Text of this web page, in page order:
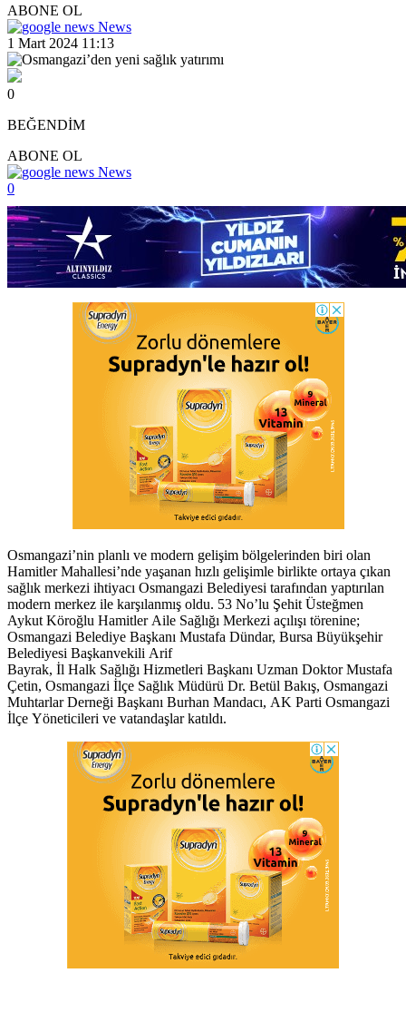
ABONE OL
News
1 Mart 2024 11:13
0
BEĞENDİM
ABONE OL
News
0
Osmangazi’nin planlı ve modern gelişim bölgelerinden biri olan
Hamitler Mahallesi’nde yaşanan hızlı gelişimle birlikte ortaya çıkan
sağlık merkezi ihtiyacı Osmangazi Belediyesi tarafından yaptırılan
modern merkez ile karşılanmış oldu. 53 No’lu Şehit Üsteğmen
Aykut Köroğlu Hamitler Aile Sağlığı Merkezi açılışı törenine;
Osmangazi Belediye Başkanı Mustafa Dündar, Bursa Büyükşehir
Belediyesi Başkanvekili Arif
Bayrak, İl Halk Sağlığı Hizmetleri Başkanı Uzman Doktor Mustafa
Çetin, Osmangazi İlçe Sağlık Müdürü Dr. Betül Bakış, Osmangazi
Muhtarlar Derneği Başkanı Burhan Mandacı, AK Parti Osmangazi
İlçe Yöneticileri ve vatandaşlar katıldı.